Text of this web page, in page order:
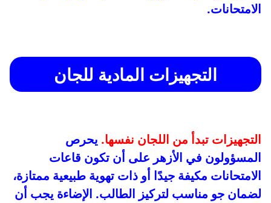
الامتحانات.
التجهيزات المادية للجان
التجهيزات تبدأ من اللجان نفسها. يحرص
المسؤولون في الأزهر على أن تكون قاعات
الامتحانات مكيفة جيدًا أو ذات تهوية طبيعية ممتازة،
لضمان جو مناسب لتركيز الطالب. الإضاءة يجب أن